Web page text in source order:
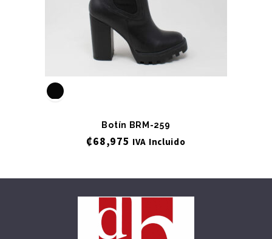
Botín BRM-259
₡68,975 IVA Incluido